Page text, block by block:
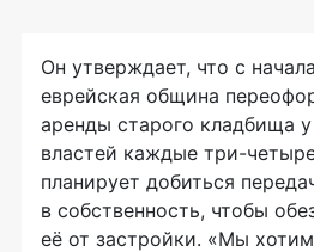
Он утверждает, что с
еврейская община
аренды старого кладбища
властей каждые три-
планирует добиться
в собственность, чтобы
её от застройки. «Мы